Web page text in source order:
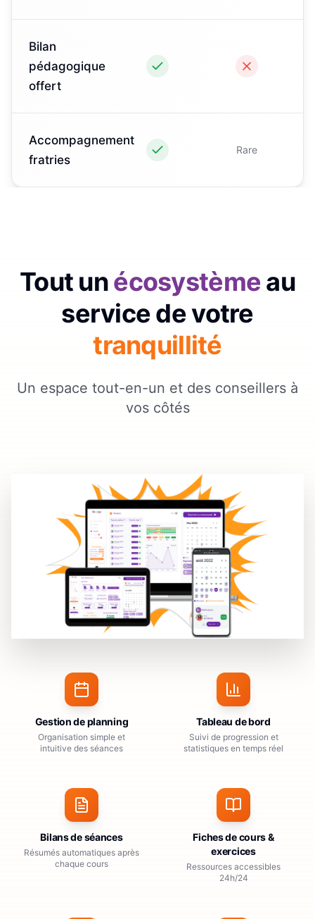
Bilan
pédagogique
offert
Accompagnement
fratries
Rare
Tout unécosystèmeau
service de votre
tranquillité
Un espace tout-en-un et des conseillers à
vos côtés
Gestion de planning
Organisation simple et
intuitive des séances
Tableau de bord
Suivi de progression et
statistiques en temps réel
Bilans de séances
Résumés automatiques après
chaque cours
Fiches de cours &
exercices
Ressources accessibles
24h/24